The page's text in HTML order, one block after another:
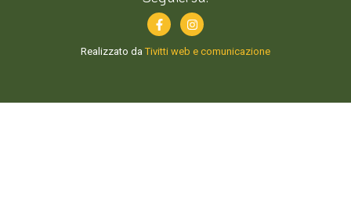
Realizzato daTivitti web e comunicazione